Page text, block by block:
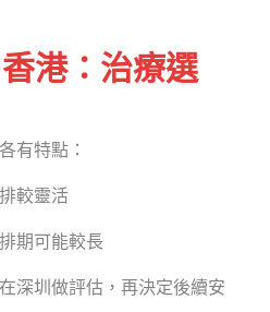
港：治療選
有特點：
較靈活
期可能較長
深圳做評估，再決定後續安